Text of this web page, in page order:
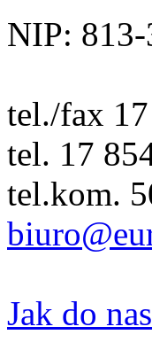
NIP:
tel./fax
tel. 17
tel.kom.
Jak do